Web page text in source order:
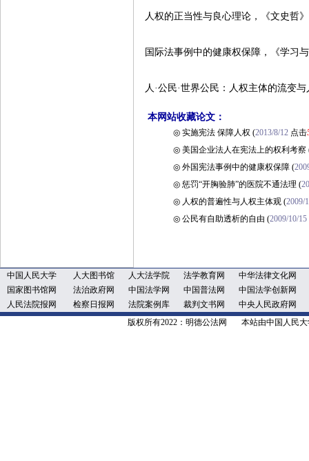
人权的正当性与良心理论，《文史哲
国际法事例中的健康权保障，《学习
人·公民·世界公民：人权主体的流变
本网站收藏论文：
◎实施宪法 保障人权 (2013/8/12 点击
◎美国企业法人在宪法上的权利考察
◎外国宪法事例中的健康权保障 (
◎惩罚“开胸验肺”的医院不通法理 (
◎ 人权的普遍性与人权主体观 (2009/
◎公民有自助透析的自由 (2009/10/15
中国人民大学 人大图书馆 人大法学院 法学教育网
中华法律文化网
国家图书馆网
法治政府网 中国法学网 中国普法网
中国法学创新网
人民法院报网
检察日报网 法院案例库 裁判文书网
中央人民政府网
版权所有2022：明德公法网 本站由中国人民